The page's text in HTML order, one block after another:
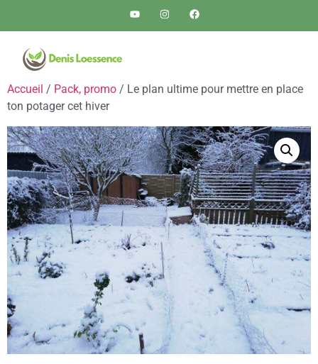
Accueil / Pack, promo / Le plan ultime pour mettre en place
ton potager cet hiver